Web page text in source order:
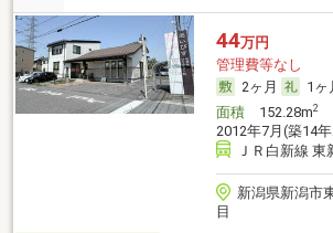
44万円
管理費等なし
2ヶ月
1ヶ
面積152.28m2
2012年7月(築14
ＪＲ白新線
新潟県新潟市
目